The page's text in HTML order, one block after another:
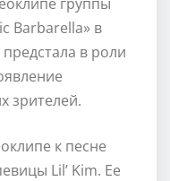
Barbarella» в
в роли
зрителей.
к песне
Lil’ Kim. Ее